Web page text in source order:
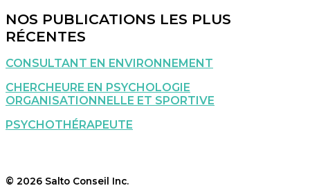
NOS PUBLICATIONS LES PLUS
RÉCENTES
CONSULTANT EN ENVIRONNEMENT
CHERCHEURE EN PSYCHOLOGIE
ORGANISATIONNELLE ET SPORTIVE
PSYCHOTHÉRAPEUTE
© 2026 Salto Conseil Inc.